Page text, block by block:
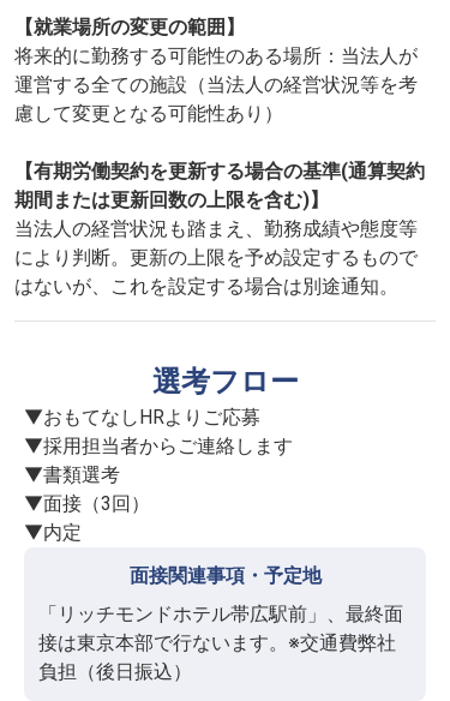
【就業場所の変更の範囲】
将来的に勤務する可能性のある場所：当法人が
運営する全ての施設（当法人の経営状況等を考
慮して変更となる可能性あり）
【有期労働契約を更新する場合の基準(通算契約
期間または更新回数の上限を含む)】
当法人の経営状況も踏まえ、勤務成績や態度等
により判断。更新の上限を予め設定するもので
はないが、これを設定する場合は別途通知。
選考フロー
▼おもてなしHRよりご応募
▼採用担当者からご連絡します
▼書類選考
▼面接（3回）
▼内定
面接関連事項・予定地
「リッチモンドホテル帯広駅前」、最終面
接は東京本部で行ないます。※交通費弊社
負担（後日振込）